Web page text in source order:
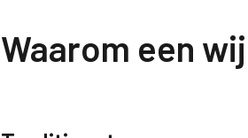
Waarom een